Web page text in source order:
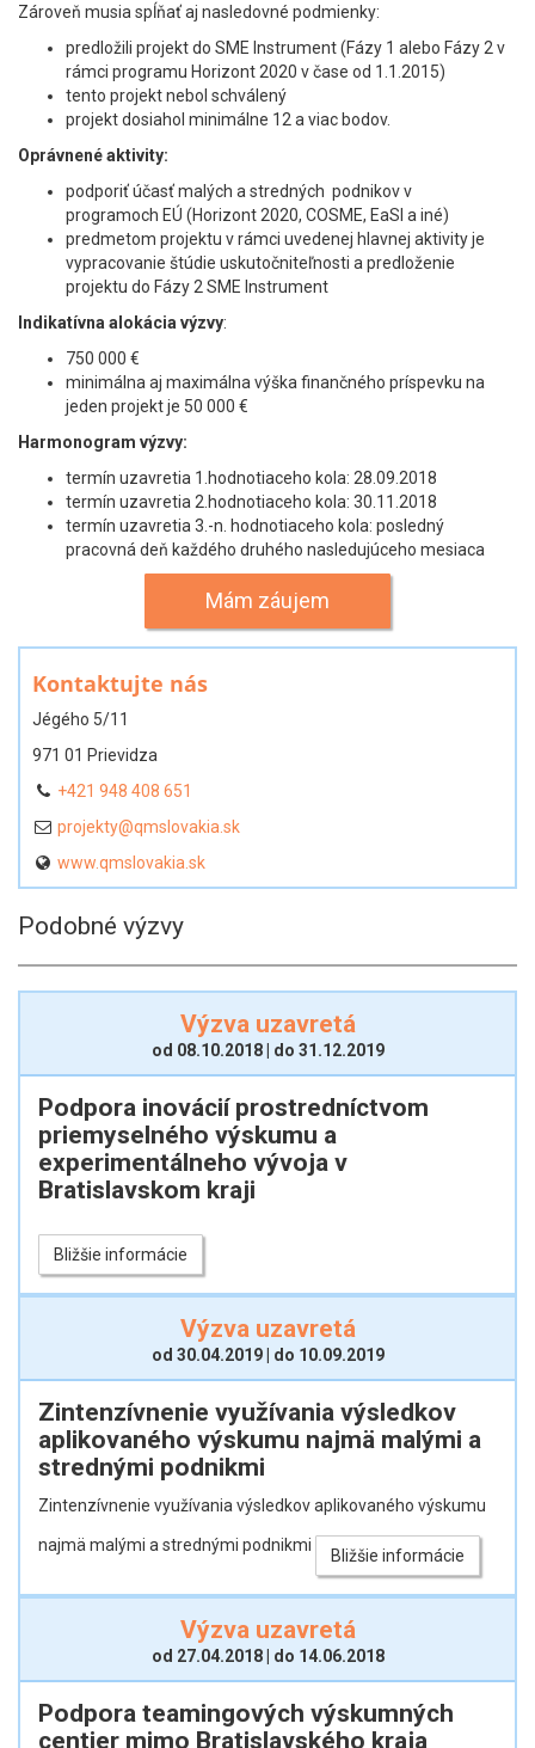
Zároveň musia spĺňať aj nasledovné podmienky:
predložili projekt do SME Instrument (Fázy 1 alebo Fázy 2 v
rámci programu Horizont 2020 v čase od 1.1.2015)
tento projekt nebol schválený
projekt dosiahol minimálne 12 a viac bodov.
Oprávnené aktivity:
podporiť účasť malých a stredných podnikov v
programoch EÚ (Horizont 2020, COSME, EaSI a iné)
predmetom projektu v rámci uvedenej hlavnej aktivity je
vypracovanie štúdie uskutočniteľnosti a predloženie
projektu do Fázy 2 SME Instrument
Indikatívna alokácia výzvy:
750 000 €
minimálna aj maximálna výška finančného príspevku na
jeden projekt je 50 000 €
Harmonogram výzvy:
termín uzavretia 1.hodnotiaceho kola: 28.09.2018
termín uzavretia 2.hodnotiaceho kola: 30.11.2018
termín uzavretia 3.-n. hodnotiaceho kola: posledný
pracovná deň každého druhého nasledujúceho mesiaca
Mám záujem
Kontaktujte nás
Jégého 5/11
971 01 Prievidza
+421 948 408 651
projekty@qmslovakia.sk
www.qmslovakia.sk
Podobné výzvy
Výzva uzavretá
od 08.10.2018 | do 31.12.2019
Podpora inovácií prostredníctvom
priemyselného výskumu a
experimentálneho vývoja v
Bratislavskom kraji
Bližšie informácie
Výzva uzavretá
od 30.04.2019 | do 10.09.2019
Zintenzívnenie využívania výsledkov
aplikovaného výskumu najmä malými a
strednými podnikmi
Zintenzívnenie využívania výsledkov aplikovaného výskumu
najmä malými a strednými podnikmi
Bližšie informácie
Výzva uzavretá
od 27.04.2018 | do 14.06.2018
Podpora teamingových výskumných
centier mimo Bratislavského kraja